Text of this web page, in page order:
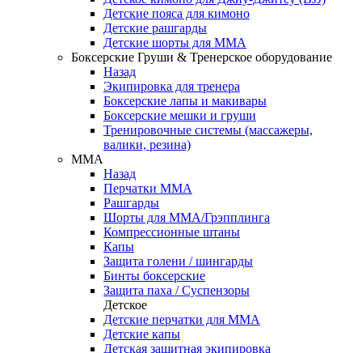
Детские пояса для кимоно
Детские рашгарды
Детские шорты для ММА
Боксерские Груши & Тренерское оборудование
Назад
Экипировка для тренера
Боксерские лапы и макивары
Боксерские мешки и груши
Тренировочные системы (массажеры,
валики, резина)
ММА
Назад
Перчатки ММА
Рашгарды
Шорты для ММА/Грэпплинга
Компрессионные штаны
Капы
Защита голени / шингарды
Бинты боксерские
Защита паха / Суспензоры
Детское
Детские перчатки для ММА
Детские капы
Детская защитная экипировка